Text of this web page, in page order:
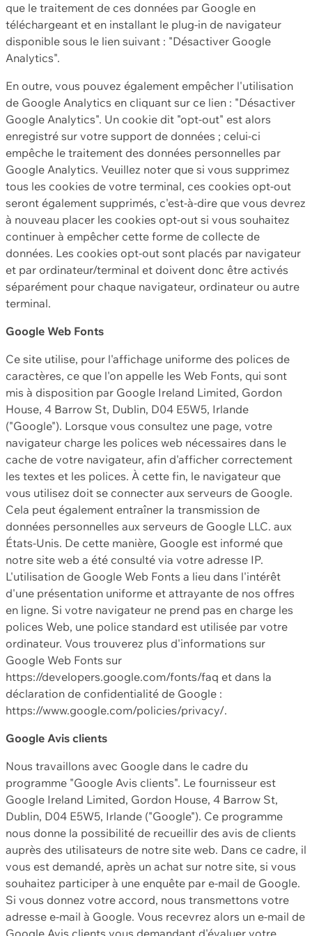
que le traitement de ces données par Google en
téléchargeant et en installant le plug-in de navigateur
disponible sous le lien suivant : "Désactiver Google
Analytics".
En outre, vous pouvez également empêcher l'utilisation
de Google Analytics en cliquant sur ce lien : "Désactiver
Google Analytics". Un cookie dit "opt-out" est alors
enregistré sur votre support de données ; celui-ci
empêche le traitement des données personnelles par
Google Analytics. Veuillez noter que si vous supprimez
tous les cookies de votre terminal, ces cookies opt-out
seront également supprimés, c'est-à-dire que vous devrez
à nouveau placer les cookies opt-out si vous souhaitez
continuer à empêcher cette forme de collecte de
données. Les cookies opt-out sont placés par navigateur
et par ordinateur/terminal et doivent donc être activés
séparément pour chaque navigateur, ordinateur ou autre
terminal.
Google Web Fonts
Ce site utilise, pour l'affichage uniforme des polices de
caractères, ce que l'on appelle les Web Fonts, qui sont
mis à disposition par Google Ireland Limited, Gordon
House, 4 Barrow St, Dublin, D04 E5W5, Irlande
("Google"). Lorsque vous consultez une page, votre
navigateur charge les polices web nécessaires dans le
cache de votre navigateur, afin d'afficher correctement
les textes et les polices. À cette fin, le navigateur que
vous utilisez doit se connecter aux serveurs de Google.
Cela peut également entraîner la transmission de
données personnelles aux serveurs de Google LLC. aux
États-Unis. De cette manière, Google est informé que
notre site web a été consulté via votre adresse IP.
L'utilisation de Google Web Fonts a lieu dans l'intérêt
d'une présentation uniforme et attrayante de nos offres
en ligne. Si votre navigateur ne prend pas en charge les
polices Web, une police standard est utilisée par votre
ordinateur. Vous trouverez plus d'informations sur
Google Web Fonts sur
https://developers.google.com/fonts/faq et dans la
déclaration de confidentialité de Google :
https://www.google.com/policies/privacy/.
Google Avis clients
Nous travaillons avec Google dans le cadre du
programme "Google Avis clients". Le fournisseur est
Google Ireland Limited, Gordon House, 4 Barrow St,
Dublin, D04 E5W5, Irlande ("Google"). Ce programme
nous donne la possibilité de recueillir des avis de clients
auprès des utilisateurs de notre site web. Dans ce cadre, il
vous est demandé, après un achat sur notre site, si vous
souhaitez participer à une enquête par e-mail de Google.
Si vous donnez votre accord, nous transmettons votre
adresse e-mail à Google. Vous recevrez alors un e-mail de